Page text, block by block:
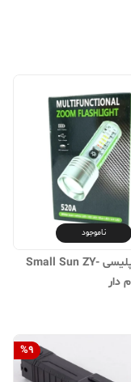
ناموجود
چراغ قوه پلیسی Small Sun ZY-
%9